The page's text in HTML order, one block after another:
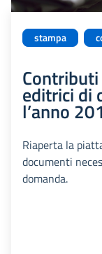
stampa
editrici di
l’anno
Riaperta la
documenti
domanda.